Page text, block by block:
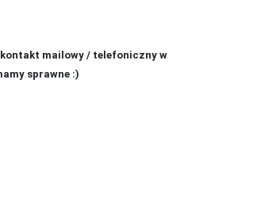
kontakt mailowy / telefoniczny w
sprawne :)